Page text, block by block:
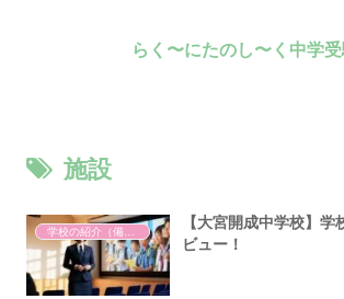
らく〜にたのし〜く中学
施設
【大宮開成中学校】学
ビュー！